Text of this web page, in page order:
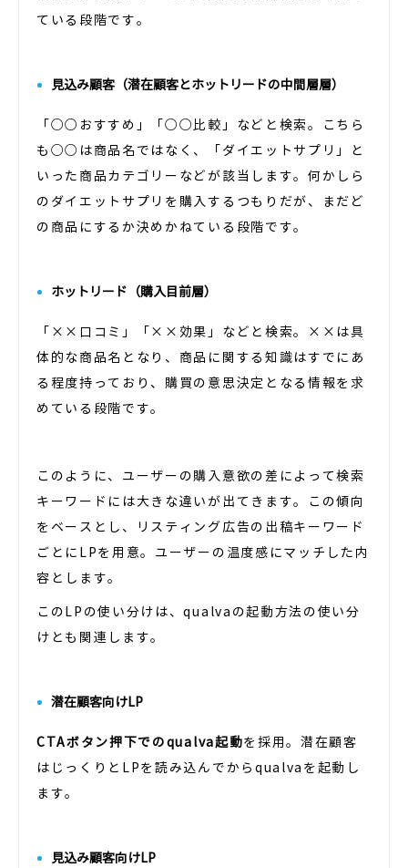
ている段階です。
見込み顧客（潜在顧客とホットリードの中間層層）
「○○おすすめ」「○○比較」などと検索。こちら
も○○は商品名ではなく、「ダイエットサプリ」と
いった商品カテゴリーなどが該当します。何かしら
のダイエットサプリを購入するつもりだが、まだど
の商品にするか決めかねている段階です。
ホットリード（購入目前層）
「××口コミ」「××効果」などと検索。××は具
体的な商品名となり、商品に関する知識はすでにあ
る程度持っており、購買の意思決定となる情報を求
めている段階です。
このように、ユーザーの購入意欲の差によって検索
キーワードには大きな違いが出てきます。この傾向
をベースとし、リスティング広告の出稿キーワード
ごとにLPを用意。ユーザーの温度感にマッチした内
容とします。
このLPの使い分けは、qualvaの起動方法の使い分
けとも関連します。
潜在顧客向けLP
CTAボタン押下でのqualva起動を採用。潜在顧客
はじっくりとLPを読み込んでからqualvaを起動し
ます。
見込み顧客向けLP